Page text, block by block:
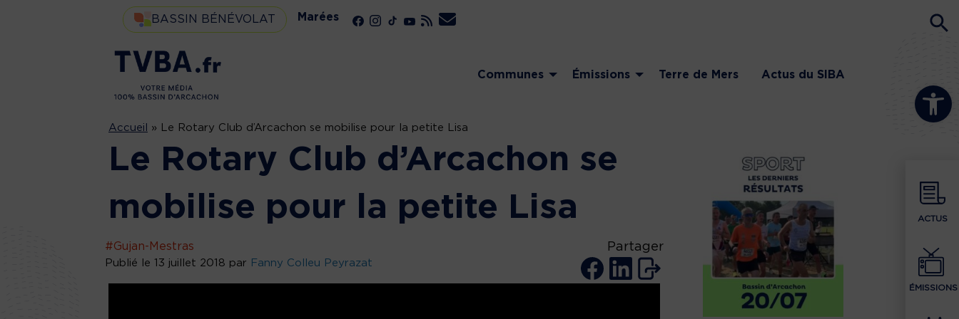
Ouvrir la
ACTUS
ÉMISSIONS
BASSIN BÉNÉVOLAT Marées
Communes Émissions Terre de Mers Actus du SIBA
Accueil » Le Rotary Club d’Arcachon se mobilise pour la petite Lisa
Le Rotary Club d’Arcachon se
mobilise pour la petite Lisa
#Gujan-Mestras
Publié le 13 juillet 2018 par Fanny Colleu Peyrazat
Partager